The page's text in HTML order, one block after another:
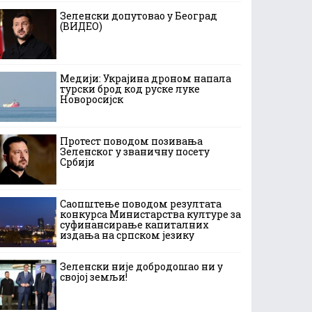
Зеленски допутовао у Београд
(ВИДЕО)
Медији: Украјина дроном напала
турски брод код руске луке
Новоросијск
Протест поводом позивања
Зеленског у званичну посету
Србији
Саопштење поводом резултата
конкурса Министарства културе за
суфинансирање капиталних
издања на српском језику
Зеленски није добродошао ни у
својој земљи!